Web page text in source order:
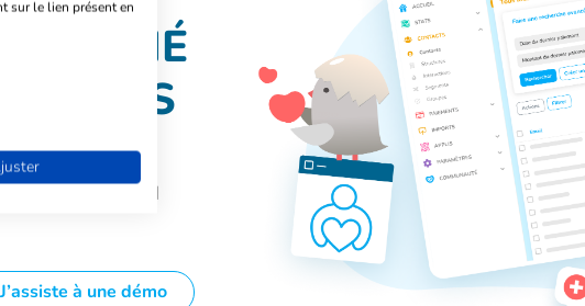
DÉDIÉ
notre CRM
J’assiste à une démo
sur le lien présent en